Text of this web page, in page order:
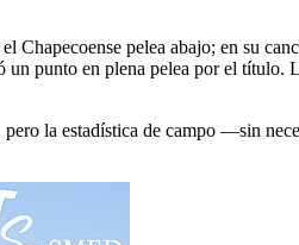
Chapecoense pelea abajo; en su
punto en plena pelea por el título.
la estadística de campo —sin